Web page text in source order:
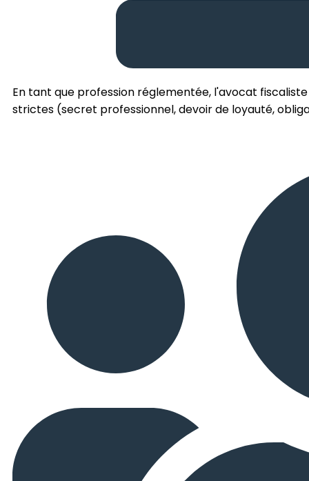
En tant que profession réglementée, l'avocat
strictes (secret professionnel, devoir de loyauté,